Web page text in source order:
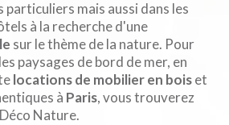
mais aussi dans les
à la recherche d'une
sur le thème de la nature. Pour
paysages de bord de mer, en
locations de mobilier en boiset
à Paris, vous trouverez
Nature.